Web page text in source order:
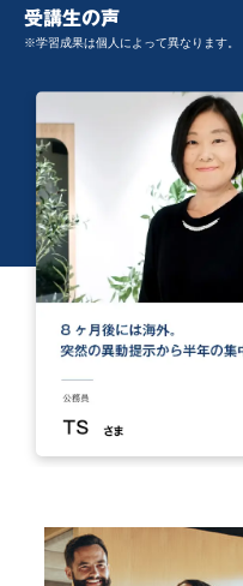
受講生の声
※学習成果は個人によって異なります。